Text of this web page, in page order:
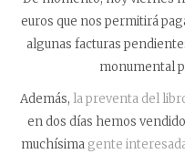
euros que nos permitirá
algunas facturas
monumental
Además, la preventa del
en dos días hemos
muchísima gente